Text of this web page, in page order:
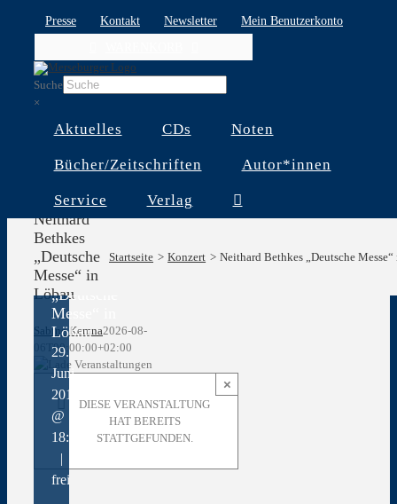
Presse Kontakt Newsletter
Mein Benutzerkonto
Suche
×
Aktuelles CDs Noten
Bücher/Zeitschriften Autor*innen
Service Verlag
Neithard
Bethkes
„Deutsche
Messe“ in
Löbau
Startseite Konzert Neithard Bethkes „Deutsche
Sabine Kemna2026-08-
06T00:00:00+02:00
DIESE VERANSTALTUNG
HAT BEREITS
STATTGEFUNDEN.
×
Neithard
Bethkes
„Deutsche
Messe“ in
Löbau
29.
Juni
2019
@
18:00
|
frei